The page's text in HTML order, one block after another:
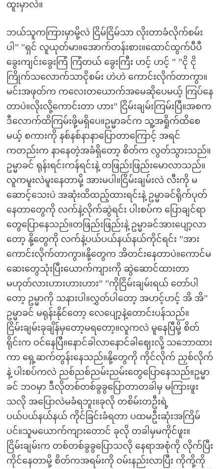
ထူးမှာလဲ။
ဘယ်သူကကြားမှာမို့လဲ ငြိမ်ငြိမ်သာ လိုးတာခံလိုက်စမ်း
ပါ” ”ရှင် လူယုတ်မာ။အောက်တန်းစား။ထောင်ထွက်ပီပီ
ခွေးကျင်းခွေးကြံ ကြံတယ် ခွေးကြီး ဟင့် ဟင့် ” ”ငို ငို
ကြိုက်သလောက်သာငိုစမ်း ဟဲဟဲ ကောင်းလိုက်တာကွာ။
မင်းအဖုတ်က ကလေးတယောက်အမေဆိုပေမယ့် ကြပ်နေ
တာပဲ။လိုးလို့ကောင်းတာ ဟား” ငြိမ်းချမ်းကြမ်းပြီ။အစက
ဒီလောက်ထိကြမ်းဖို့မရှိပေ။ဥမ္မာခင်က သူ့အရှိုက်ထိစေ
မယ့် စကားကို နစ်နစ်နာနာပြောတာကြောင့် အရင်
ကတည်းက နာနေတဲ့အခံရှိတော့ စိတ်က လွတ်သွားသည်။
ဥမ္မာခင် ရုန်းရင်းကန်ရင်းနဲ့ တဖြည်းဖြည်းမောလာသည်။
လူကမူးလဲမူးနေတာမို့ အားမပါ။ငြိမ်းချမ်းလဲ လီးကို မ
ဆောင့်သေးပဲ အဆုံးထိထည့်ထားရင်းနဲ့ ဥမ္မာခင်ရိုက်ပုတ်
နေတာတွေကို လက်နဲ့လိုက်ဆွဲရင်း ပါးစပ်က ပြောချင်ရာ
တွေပြောနေသည်။တဖြည်းဖြည်းနဲ့ ဥမ္မာခင်အားပျော့လာ
တော့ နို့တွေကို လက်နဲ့ပယ်ပယ်နယ်နယ်ကိုင်ရင်း ”အား
ကောင်းလိုက်တာကွာ။နို့တွေက အိတင်းနေတာပဲ။ကောင်မ
ဆေးတွေသုံးပြီးယောက်ကျားကို ဆွဲဆောင်ထားတာ
မဟုတ်လားဟားဟားဟား” ”ကိုငြိမ်းချမ်းရယ် တော်ပါ
တော့ ဥမ္မာကို သနားပါ။လွှတ်ပါတော့ အဟင့်ဟင့် အိ အိ”
ဥမ္မာခင် မရုန်းနိုင်တော့ လေပျော့နဲ့တောင်းပန်သည်။
ငြိမ်းချမ်းခုချိန်မှတော့မရတော့။လူကလဲ မူနေပြီမို့ စိတ်
ရိုင်းက ဝင်နေပြီ။နောင်ခါလာနောင်ခါဈေးလို့ သဘောထား
ကာ ရှေ့ဆက်တွန်းနေသည်။နို့တွေကို ကိုင်လိုက် ညှစ်လိုက်
နဲ့ ပါးစပ်ကလဲ ညစ်ညစ်ညမ်းညမ်းတွေပြောနေသည်။ဥမ္မာ
ခင် ဘဝမှာ ဒီလိုတစ်တစ်ခွခွပြောတာတခါမှ မကြားဖူး
သလို အပြောလဲမခံရဘူး။ခုလို တစိမ်းတဦးရဲ့
ပယ်ပယ်နယ်နယ် ကိုင်ခြင်းခံရတာ ပထမဦးဆုံးအကြိမ်
ပင်။သူမယောက်ကျားတောင် ခုလို တခါမှမကိုင်ဖူး။
ငြိမ်းချမ်းက တစ်တစ်ခွခွပြောသလို နေရာအစုံကို လိုက်ပြီး
ကိုင်နေတာမို့ စိတ်ကအရမ်းကို ဝမ်းနည်းလာပြီး ကိုကို့ကို